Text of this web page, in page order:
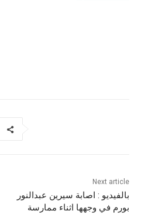
Next article
بالفيديو : اصابة سيرين عبدالنور
بورم في وجهها اثناء ممارسة